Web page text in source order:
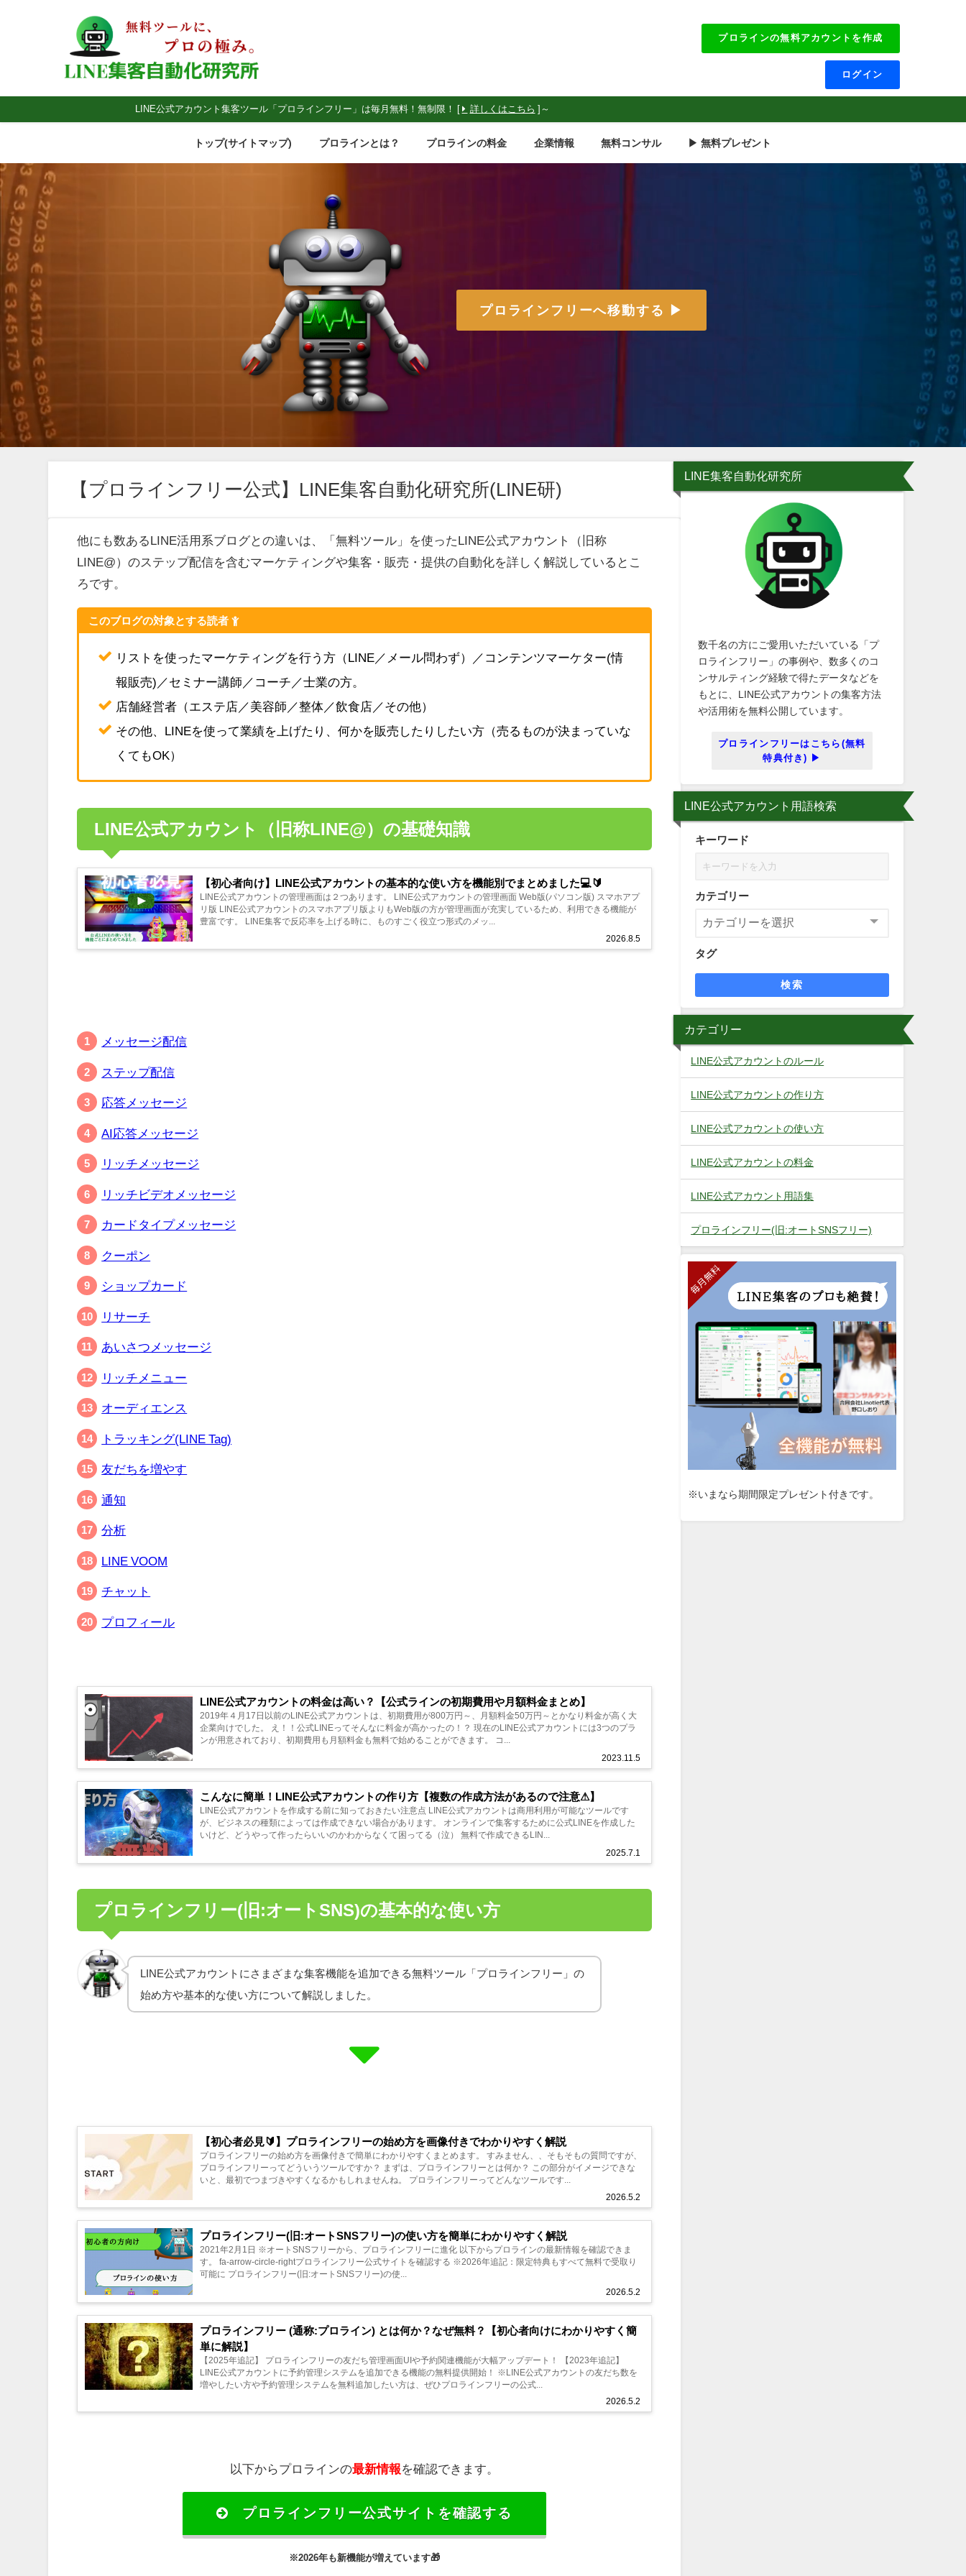
LINE公式アカウント集客ツール「プロラインフリー」は毎月無料！無制限！ [ 詳しくはこちら ]～
プロラインの無料アカウントを作成
ログイン
トップ(サイトマップ) プロラインとは？ プロラインの料金 企業情報 無料コンサル ▶ 無料プレゼント
プロラインフリーへ移動する ▶
【プロラインフリー公式】LINE集客自動化研究所(LINE研)
他にも数あるLINE活用系ブログとの違いは、「無料ツール」を使ったLINE公式アカウント（旧称
LINE@）のステップ配信を含むマーケティングや集客・販売・提供の自動化を詳しく解説しているとこ
ろです。
このブログの対象とする読者
リストを使ったマーケティングを行う方（LINE／メール問わず）／コンテンツマーケター(情
報販売)／セミナー講師／コーチ／士業の方。
店舗経営者（エステ店／美容師／整体／飲食店／その他）
その他、LINEを使って業績を上げたり、何かを販売したりしたい方（売るものが決まっていな
くてもOK）
LINE公式アカウント（旧称LINE@）の基礎知識
【初心者向け】LINE公式アカウントの基本的な使い方を機能別でまとめました💻🔰
2026.8.5
LINE公式アカウントの管理画面は２つあります。 LINE公式アカウントの管理画面 Web版(パソコン版) スマホアプ
リ版 LINE公式アカウントのスマホアプリ版よりもWeb版の方が管理画面が充実しているため、利用できる機能が
豊富です。 LINE集客で反応率を上げる時に、ものすごく役立つ形式のメッ...
メッセージ配信
ステップ配信
応答メッセージ
AI応答メッセージ
リッチメッセージ
リッチビデオメッセージ
カードタイプメッセージ
クーポン
ショップカード
リサーチ
あいさつメッセージ
リッチメニュー
オーディエンス
トラッキング(LINE Tag)
友だちを増やす
通知
分析
LINE VOOM
チャット
プロフィール
LINE公式アカウントの料金は高い？【公式ラインの初期費用や月額料金まとめ】
2023.11.5
2019年４月17日以前のLINE公式アカウントは、初期費用が800万円～、月額料金50万円～とかなり料金が高く大
企業向けでした。 え！！公式LINEってそんなに料金が高かったの！？ 現在のLINE公式アカウントには3つのプラ
ンが用意されており、初期費用も月額料金も無料で始めることができます。 コ...
こんなに簡単！LINE公式アカウントの作り方【複数の作成方法があるので注意⚠】
2025.7.1
LINE公式アカウントを作成する前に知っておきたい注意点 LINE公式アカウントは商用利用が可能なツールです
が、ビジネスの種類によっては作成できない場合があります。 オンラインで集客するために公式LINEを作成した
いけど、どうやって作ったらいいのかわからなくて困ってる（泣） 無料で作成できるLIN...
プロラインフリー(旧:オートSNS)の基本的な使い方
LINE公式アカウントにさまざまな集客機能を追加できる無料ツール「プロラインフリー」の
始め方や基本的な使い方について解説しました。
【初心者必見🔰】プロラインフリーの始め方を画像付きでわかりやすく解説
2026.5.2
プロラインフリーの始め方を画像付きで簡単にわかりやすくまとめます。 すみません、、そもそもの質問ですが、
プロラインフリーってどういうツールですか？ まずは、プロラインフリーとは何か？ この部分がイメージできな
いと、最初でつまづきやすくなるかもしれませんね。 プロラインフリーってどんなツールです...
プロラインフリー(旧:オートSNSフリー)の使い方を簡単にわかりやすく解説
2026.5.2
2021年2月1日 ※オートSNSフリーから、プロラインフリーに進化 以下からプロラインの最新情報を確認できま
す。 fa-arrow-circle-rightプロラインフリー公式サイトを確認する ※2026年追記：限定特典もすべて無料で受取り
可能に プロラインフリー(旧:オートSNSフリー)の使...
プロラインフリー (通称:プロライン) とは何か？なぜ無料？【初心者向けにわかりやすく簡
単に解説】
2026.5.2
【2025年追記】 プロラインフリーの友だち管理画面UIや予約関連機能が大幅アップデート！ 【2023年追記】
LINE公式アカウントに予約管理システムを追加できる機能の無料提供開始！ ※LINE公式アカウントの友だち数を
増やしたい方や予約管理システムを無料追加したい方は、ぜひプロラインフリーの公式...
以下からプロラインの最新情報を確認できます。
プロラインフリー公式サイトを確認する
※2026年も新機能が増えています🎁
LINE集客自動化研究所
数千名の方にご愛用いただいている「プ
ロラインフリー」の事例や、数多くのコ
ンサルティング経験で得たデータなどを
もとに、LINE公式アカウントの集客方法
や活用術を無料公開しています。
プロラインフリーはこちら(無料
特典付き) ▶
LINE公式アカウント用語検索
キーワード
カテゴリー
タグ
検索
カテゴリー
LINE公式アカウントのルール
LINE公式アカウントの作り方
LINE公式アカウントの使い方
LINE公式アカウントの料金
LINE公式アカウント用語集
プロラインフリー(旧:オートSNSフリー)
※いまなら期間限定プレゼント付きです。